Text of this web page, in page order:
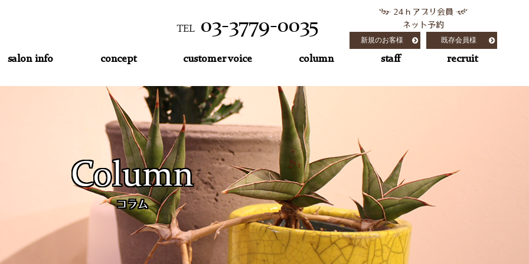
TEL 03-3779-0035
24ｈアプリ会員
ネット予約
新規のお客様 既存会員様
salon info concept customer voice column staff recruit
Column
コラム